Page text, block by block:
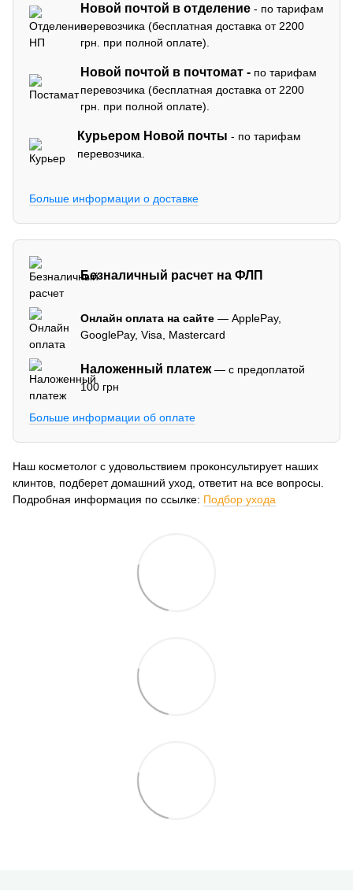
Новой почтой в отделение - по тарифам
перевозчика (бесплатная доставка от 2200
грн. при полной оплате).
Новой почтой в почтомат - по тарифам
перевозчика (бесплатная доставка от 2200
грн. при полной оплате).
Курьером Новой почты - по тарифам
перевозчика.
Больше информации о доставке
Безналичный расчет на ФЛП
Онлайн оплата на сайте — ApplePay,
GooglePay, Visa, Mastercard
Наложенный платеж— с предоплатой
100 грн
Больше информации об оплате
Наш косметолог с удовольствием проконсультирует наших
клинтов, подберет домашний уход, ответит на все вопросы.
Подробная информация по ссылке: Подбор ухода